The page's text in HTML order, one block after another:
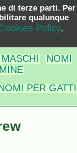
di terze parti. Per
qualunque
Policy.
NOMI
PER GATTI